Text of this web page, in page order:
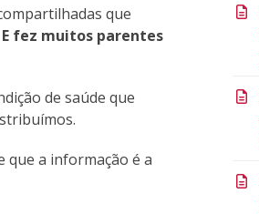
que
E fez muitos parentes
de saúde que
que a informação é a